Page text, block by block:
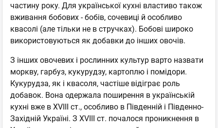
частину року. Для української кухні властиво також
вживання бобових - бобів, сочевиці й особливо
квасолі (але тільки не в стручках). Бобові широко
використовуються як добавки до інших овочів.
З інших овочевих і рослинних культур варто назвати
моркву, гарбуз, кукурудзу, картоплю і помідори.
Кукурудза, як і квасоля, частіше відіграє роль
добавок. Вона одержала поширення в українській
кухні вже в XVIII ст., особливо в Південній і Південно-
Західній Україні. З XVIII ст. почалося проникнення в